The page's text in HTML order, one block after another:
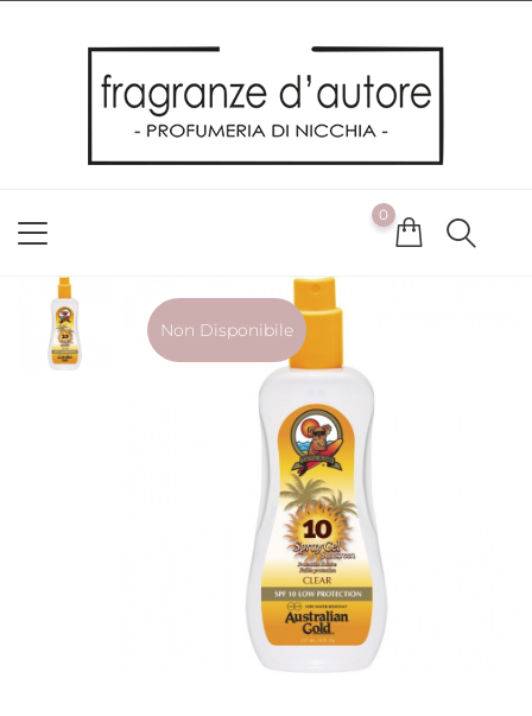
Utilizziamo i cookie per offrirti la migliore esperienza possibile
sul nostro sito web. Cliccando su OK, acconsenti alla nostra
politica sui cookie. Se desideri modificare le tue preferenze sui
cookie, puoi farlo
CAMBIA LE MIE PREFERENZE
0
Non Disponibile